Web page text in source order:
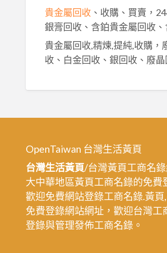
貴金屬回收、收購、買賣，
銀膏回收、含鉑貴金屬回收
貴金屬回收,精煉,提純,收購，
收、白金回收、銀回收、廢
OpenTaiwan 台灣生活黃頁
台灣生活黃頁/台灣黃頁工商名
大中華地區黃頁工商名錄的免費
歡迎免費網站登錄工商名錄.黃頁
免費登錄網站網址，歡迎台灣工
登錄與管理發佈工商名錄。